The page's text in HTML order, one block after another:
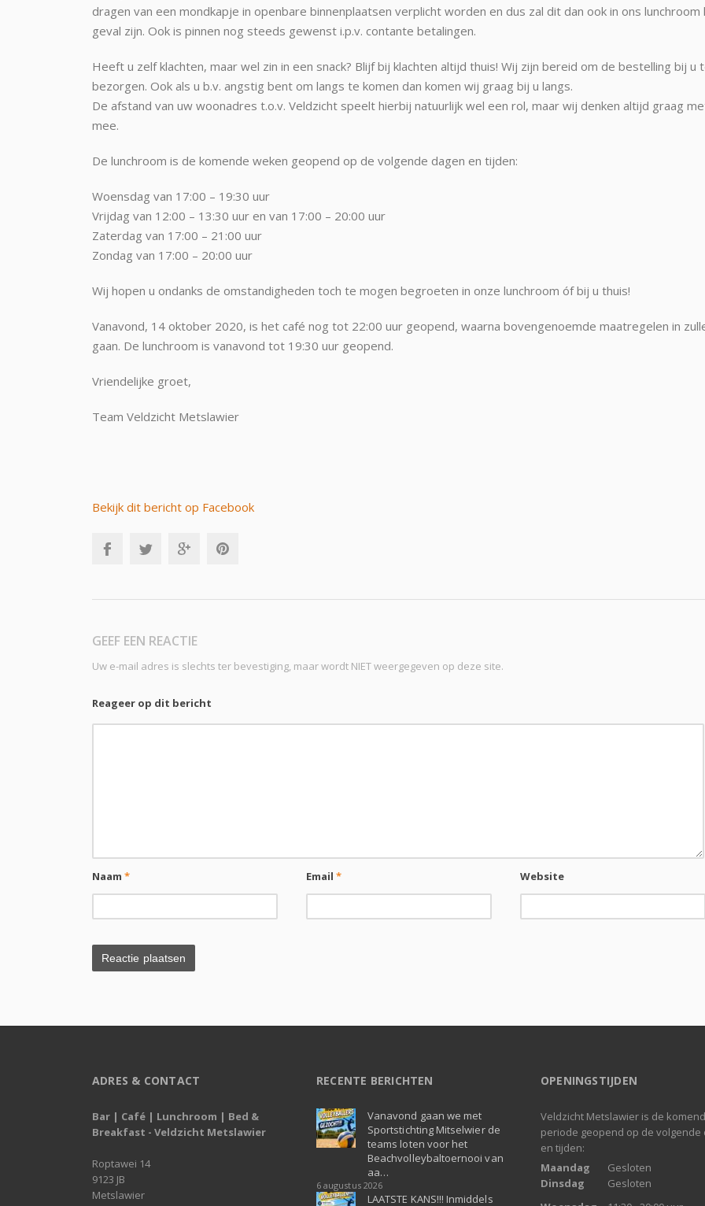
dragen van een mondkapje in openbare binnenplaatsen verplicht worden en dus zal dit dan ook in ons lunchroom
geval zijn. Ook is pinnen nog steeds gewenst i.p.v. contante betalingen.
Heeft u zelf klachten, maar wel zin in een snack? Blijf bij klachten altijd thuis! Wij zijn bereid om de bestelling bij u
bezorgen. Ook als u b.v. angstig bent om langs te komen dan komen wij graag bij u langs.
De afstand van uw woonadres t.o.v. Veldzicht speelt hierbij natuurlijk wel een rol, maar wij denken altijd graag
mee.
De lunchroom is de komende weken geopend op de volgende dagen en tijden:
Woensdag van 17:00 – 19:30 uur
Vrijdag van 12:00 – 13:30 uur en van 17:00 – 20:00 uur
Zaterdag van 17:00 – 21:00 uur
Zondag van 17:00 – 20:00 uur
Wij hopen u ondanks de omstandigheden toch te mogen begroeten in onze lunchroom óf bij u thuis!
Vanavond, 14 oktober 2020, is het café nog tot 22:00 uur geopend, waarna bovengenoemde maatregelen in
gaan. De lunchroom is vanavond tot 19:30 uur geopend.
Vriendelijke groet,
Team Veldzicht Metslawier
Bekijk dit bericht op Facebook
GEEF EEN REACTIE
Uw e-mail adres is slechts ter bevestiging, maar wordt NIET weergegeven op deze site.
Reageer op dit bericht
Naam* Email* Website
ADRES & CONTACT
Bar | Café | Lunchroom | Bed &
Breakfast - Veldzicht Metslawier
Roptawei 14
9123 JB
Metslawier
RECENTE BERICHTEN
Vanavond gaan we met
Sportstichting Mitselwier de
teams loten voor het
Beachvolleybaltoernooi van
aa…
6 augustus 2026
LAATSTE KANS!!! Inmiddels
OPENINGSTIJDEN
Veldzicht Metslawier is de
periode geopend op de volgende
en tijden:
Maandag
Gesloten
Dinsdag
Gesloten